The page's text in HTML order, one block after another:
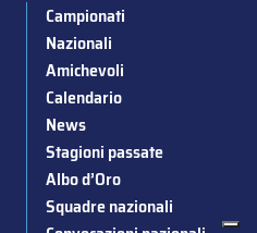
Campionati
Nazionali
Amichevoli
Calendario
News
Stagioni passate
Albo d’Oro
Squadre nazionali